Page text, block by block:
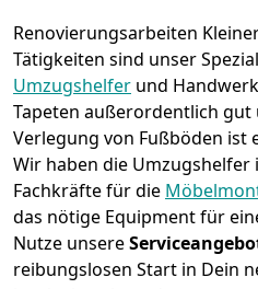
Renovierungsarbeiten
Tätigkeiten sind unser
Umzugshelfer und
Tapeten außerordentlich gut
Verlegung von Fußböden ist
Wir haben die Umzugshelfer
Fachkräfte für die
das nötige Equipment für
Nutze unsere
reibungslosen Start in Dein